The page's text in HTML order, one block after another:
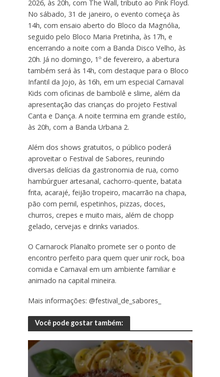
2026, às 20h, com The Wall, tributo ao Pink Floyd.
No sábado, 31 de janeiro, o evento começa às
14h, com ensaio aberto do Bloco da Magnólia,
seguido pelo Bloco Maria Pretinha, às 17h, e
encerrando a noite com a Banda Disco Velho, às
20h. Já no domingo, 1º de fevereiro, a abertura
também será às 14h, com destaque para o Bloco
Infantil da Jojo, às 16h, em um especial Carnaval
Kids com oficinas de bambolê e slime, além da
apresentação das crianças do projeto Festival
Canta e Dança. A noite termina em grande estilo,
às 20h, com a Banda Urbana 2.
Além dos shows gratuitos, o público poderá
aproveitar o Festival de Sabores, reunindo
diversas delícias da gastronomia de rua, como
hambúrguer artesanal, cachorro-quente, batata
frita, acarajé, feijão tropeiro, macarrão na chapa,
pão com pernil, espetinhos, pizzas, doces,
churros, crepes e muito mais, além de chopp
gelado, cervejas e drinks variados.
O Carnarock Planalto promete ser o ponto de
encontro perfeito para quem quer unir rock, boa
comida e Carnaval em um ambiente familiar e
animado na capital mineira.
Mais informações: @festival_de_sabores_
Você pode gostar também: